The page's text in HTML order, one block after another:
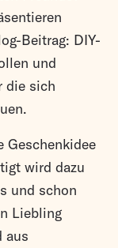
Beitrag: DIY-
und
die sich
Geschenkidee
wird dazu
und schon
Liebling
aus